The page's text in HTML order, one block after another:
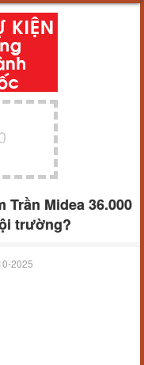
Trần Midea 36.000
trường?
2025